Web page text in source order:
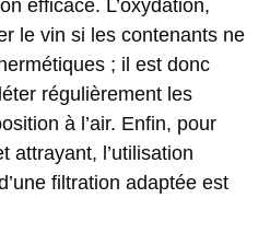
efficace. L’oxydation,
le vin si les contenants ne
; il est donc
régulièrement les
à l’air. Enfin, pour
attrayant, l’utilisation
filtration adaptée est